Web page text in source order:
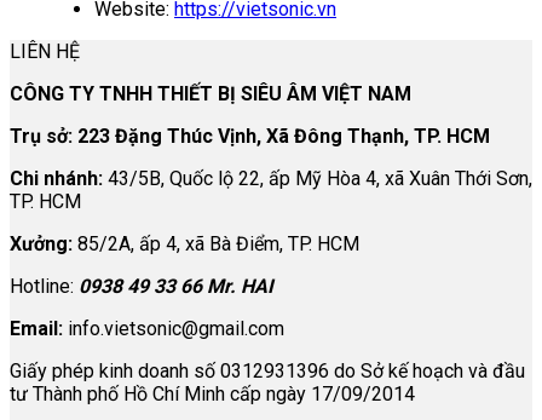
Website: https://vietsonic.vn
LIÊN HỆ
CÔNG TY TNHH THIẾT BỊ SIÊU ÂM VIỆT NAM
Trụ sở: 223 Đặng Thúc Vịnh, Xã Đông Thạnh, TP. HCM
Chi nhánh: 43/5B, Quốc lộ 22, ấp Mỹ Hòa 4, xã Xuân Thới Sơn,
TP. HCM
Xưởng: 85/2A, ấp 4, xã Bà Điểm, TP. HCM
Hotline: 0938 49 33 66 Mr. HAI
Email: info.vietsonic@gmail.com
Giấy phép kinh doanh số 0312931396 do Sở kế hoạch và đầu
tư Thành phố Hồ Chí Minh cấp ngày 17/09/2014